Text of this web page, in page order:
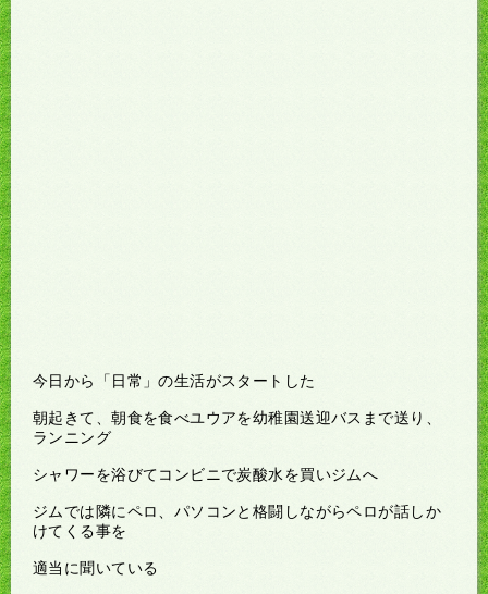
今日から「日常」の生活がスタートした
朝起きて、朝食を食べユウアを幼稚園送迎バスまで送り、
ランニング
シャワーを浴びてコンビニで炭酸水を買いジムへ
ジムでは隣にペロ、パソコンと格闘しながらペロが話しか
けてくる事を
適当に聞いている